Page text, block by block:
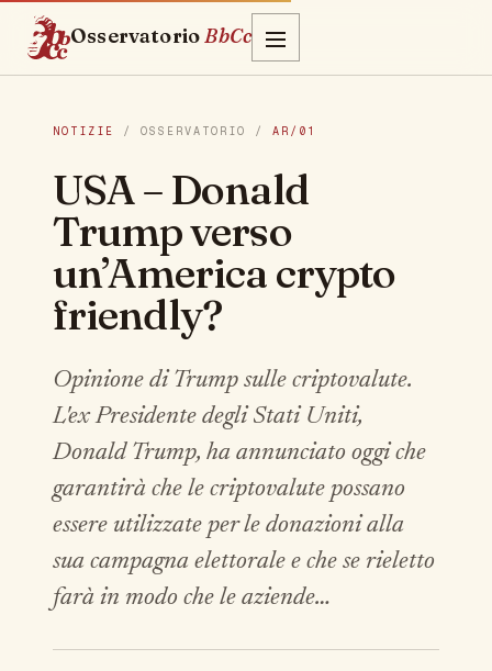
OsservatorioBbCc
NOTIZIE / OSSERVATORIO / AR/01
USA – Donald
Trump verso
un’America crypto
friendly?
Opinione di Trump sulle criptovalute.
L'ex Presidente degli Stati Uniti,
Donald Trump, ha annunciato oggi che
garantirà che le criptovalute possano
essere utilizzate per le donazioni alla
sua campagna elettorale e che se rieletto
farà in modo che le aziende…